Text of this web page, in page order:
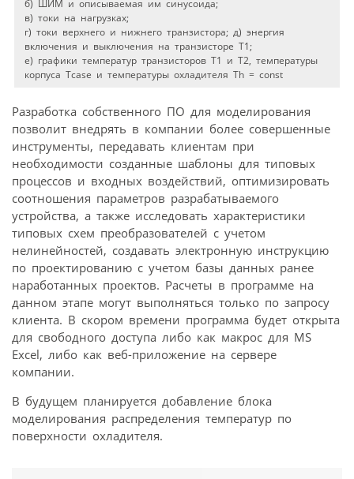
б) ШИМ и описываемая им синусоида;
в) токи на нагрузках;
г) токи верхнего и нижнего транзистора; д) энергия
включения и выключения на транзисторе Т1;
е) графики температур транзисторов Т1 и Т2, температуры
корпуса Тcase и температуры охладителя Th = const
Разработка собственного ПО для моделирования
позволит внедрять в компании более совершенные
инструменты, передавать клиентам при
необходимости созданные шаблоны для типовых
процессов и входных воздействий, оптимизировать
соотношения параметров разрабатываемого
устройства, а также исследовать характеристики
типовых схем преобразователей с учетом
нелинейностей, создавать электронную инструкцию
по проектированию с учетом базы данных ранее
наработанных проектов. Расчеты в программе на
данном этапе могут выполняться только по запросу
клиента. В скором времени программа будет открыта
для свободного доступа либо как макрос для MS
Excel, либо как веб-приложение на сервере
компании.
В будущем планируется добавление блока
моделирования распределения температур по
поверхности охладителя.